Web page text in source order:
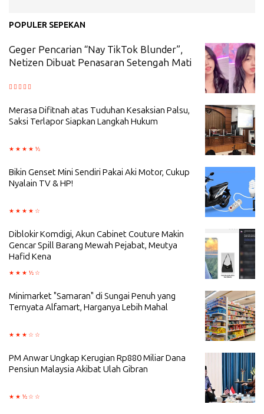
POPULER SEPEKAN
Geger Pencarian “Nay TikTok Blunder”,
Netizen Dibuat Penasaran Setengah Mati
Merasa Difitnah atas Tuduhan Kesaksian Palsu,
Saksi Terlapor Siapkan Langkah Hukum
Bikin Genset Mini Sendiri Pakai Aki Motor, Cukup
Nyalain TV & HP!
Diblokir Komdigi, Akun Cabinet Couture Makin
Gencar Spill Barang Mewah Pejabat, Meutya
Hafid Kena
Minimarket "Samaran" di Sungai Penuh yang
Ternyata Alfamart, Harganya Lebih Mahal
PM Anwar Ungkap Kerugian Rp880 Miliar Dana
Pensiun Malaysia Akibat Ulah Gibran